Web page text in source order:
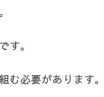
。
必要があります。